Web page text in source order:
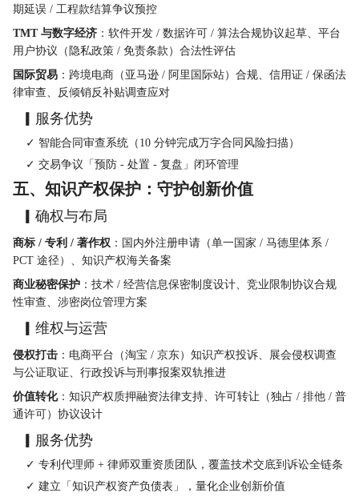
期延误 / 工程款结算争议预控
TMT 与数字经济 ：软件开发 / 数据许可 / 算法合规协议起草、平台
用户协议（隐私政策 / 免责条款）合法性评估
国际贸易 ：跨境电商（亚马逊 / 阿里国际站）合规、信用证 / 保函法
律审查、反倾销反补贴调查应对
▎服务优势
✓ 智能合同审查系统（10 分钟完成万字合同风险扫描）
✓ 交易争议「预防 - 处置 - 复盘」闭环管理
五、知识产权保护：守护创新价值
▎确权与布局
商标 / 专利 / 著作权 ：国内外注册申请（单一国家 / 马德里体系 /
PCT 途径）、知识产权海关备案
商业秘密保护 ：技术 / 经营信息保密制度设计、竞业限制协议合规
性审查、涉密岗位管理方案
▎维权与运营
侵权打击 ：电商平台（淘宝 / 京东）知识产权投诉、展会侵权调查
与公证取证、行政投诉与刑事报案双轨推进
价值转化：知识产权质押融资法律支持、许可转让（独占 / 排他 / 普
通许可）协议设计
▎服务优势
✓ 专利代理师 + 律师双重资质团队，覆盖技术交底到诉讼全链条
✓ 建立「知识产权资产负债表」，量化企业创新价值